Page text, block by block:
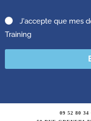
J'accepte que mes
Training
09 52 80 34